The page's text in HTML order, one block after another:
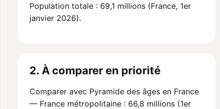
Population totale : 69,1 millions (France, 1er
janvier 2026).
2. À comparer en priorité
Comparer avec Pyramide des âges en France
— France métropolitaine : 66,8 millions (1er